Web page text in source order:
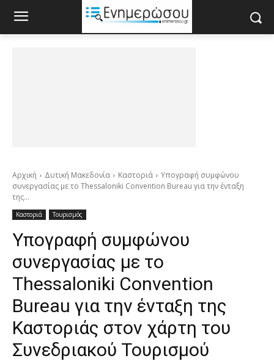
Αρχική Δυτική Μακεδονία Καστοριά
Υπογραφή συμφώνου
συνεργασίας με το Thessaloniki Convention Bureau για την ένταξη
της...
Καστοριά Τουρισμός
Υπογραφή συμφώνου
συνεργασίας με το
Thessaloniki Convention
Bureau για την ένταξη της
Καστοριάς στον χάρτη του
Συνεδριακού Τουρισμού